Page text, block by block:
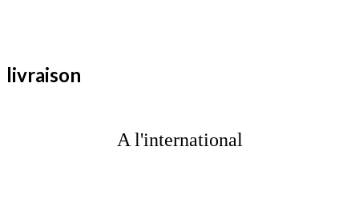
livraison
A l'international